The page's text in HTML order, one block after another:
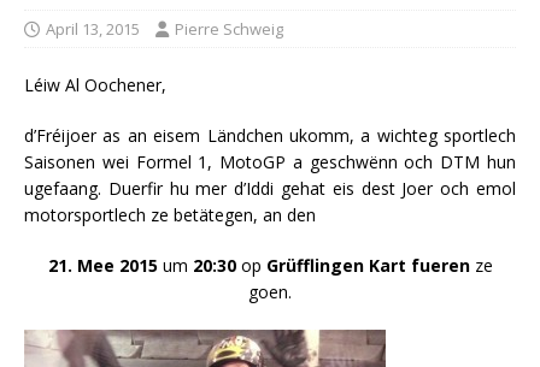
April 13, 2015 Pierre Schweig
Léiw Al Oochener,
d’Fréijoer as an eisem Ländchen ukomm, a wichteg sportlech
Saisonen wei Formel 1, MotoGP a geschwënn och DTM hun
ugefaang. Duerfir hu mer d’Iddi gehat eis dest Joer och emol
motorsportlech ze betätegen, an den
21. Mee 2015um 20:30op Grüfflingen Kart fuerenze
goen.